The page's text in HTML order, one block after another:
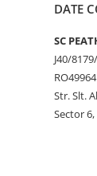
DATE
SC
J40/
Str. Slt.
Sector